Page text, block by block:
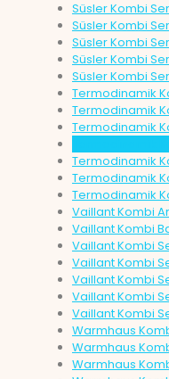
Süsler Kombi
Süsler Kombi
Süsler Kombi
Süsler Kombi
Süsler Kombi
Termodinamik
Termodinamik
Termodinamik
Termodinamik
Termodinamik
Termodinamik
Vaillant Kombi
Vaillant Kombi
Vaillant Kombi
Vaillant Kombi
Vaillant Kombi
Vaillant Kombi
Vaillant Kombi
Warmhaus
Warmhaus
Warmhaus